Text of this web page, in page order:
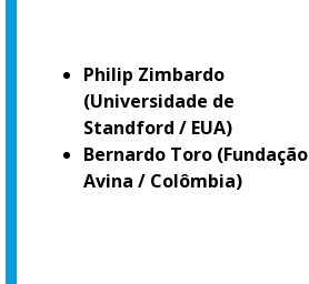
Philip Zimbardo
(Universidade de
Standford / EUA)
Bernardo Toro (Fundação
Avina / Colômbia)